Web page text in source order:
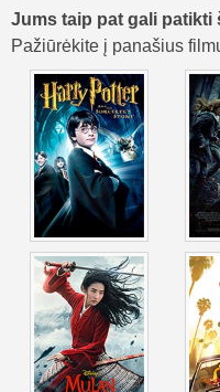
Jums taip pat gali patikti
Pažiūrėkite į panašius